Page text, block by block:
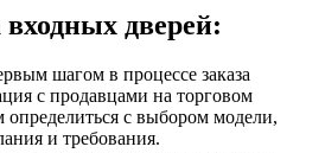
входных дверей:
шагом в процессе заказа
с продавцами на торговом
определиться с выбором модели,
и требования.